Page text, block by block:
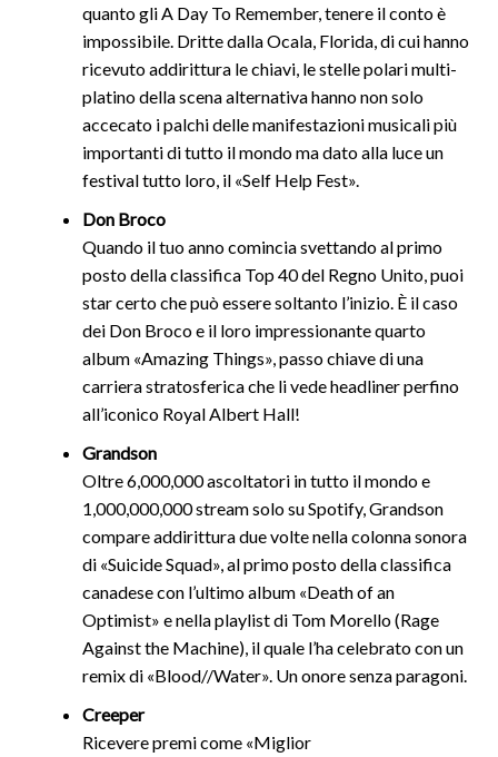
quanto gli A Day To Remember, tenere il conto è
impossibile. Dritte dalla Ocala, Florida, di cui hanno
ricevuto addirittura le chiavi, le stelle polari multi-
platino della scena alternativa hanno non solo
accecato i palchi delle manifestazioni musicali più
importanti di tutto il mondo ma dato alla luce un
festival tutto loro, il «Self Help Fest».
Don Broco
Quando il tuo anno comincia svettando al primo
posto della classifica Top 40 del Regno Unito, puoi
star certo che può essere soltanto l’inizio. È il caso
dei Don Broco e il loro impressionante quarto
album «Amazing Things», passo chiave di una
carriera stratosferica che li vede headliner perfino
all’iconico Royal Albert Hall!
Grandson
Oltre 6,000,000 ascoltatori in tutto il mondo e
1,000,000,000 stream solo su Spotify, Grandson
compare addirittura due volte nella colonna sonora
di «Suicide Squad», al primo posto della classifica
canadese con l’ultimo album «Death of an
Optimist» e nella playlist di Tom Morello (Rage
Against the Machine), il quale l’ha celebrato con un
remix di «Blood//Water». Un onore senza paragoni.
Creeper
Ricevere premi come «Miglior